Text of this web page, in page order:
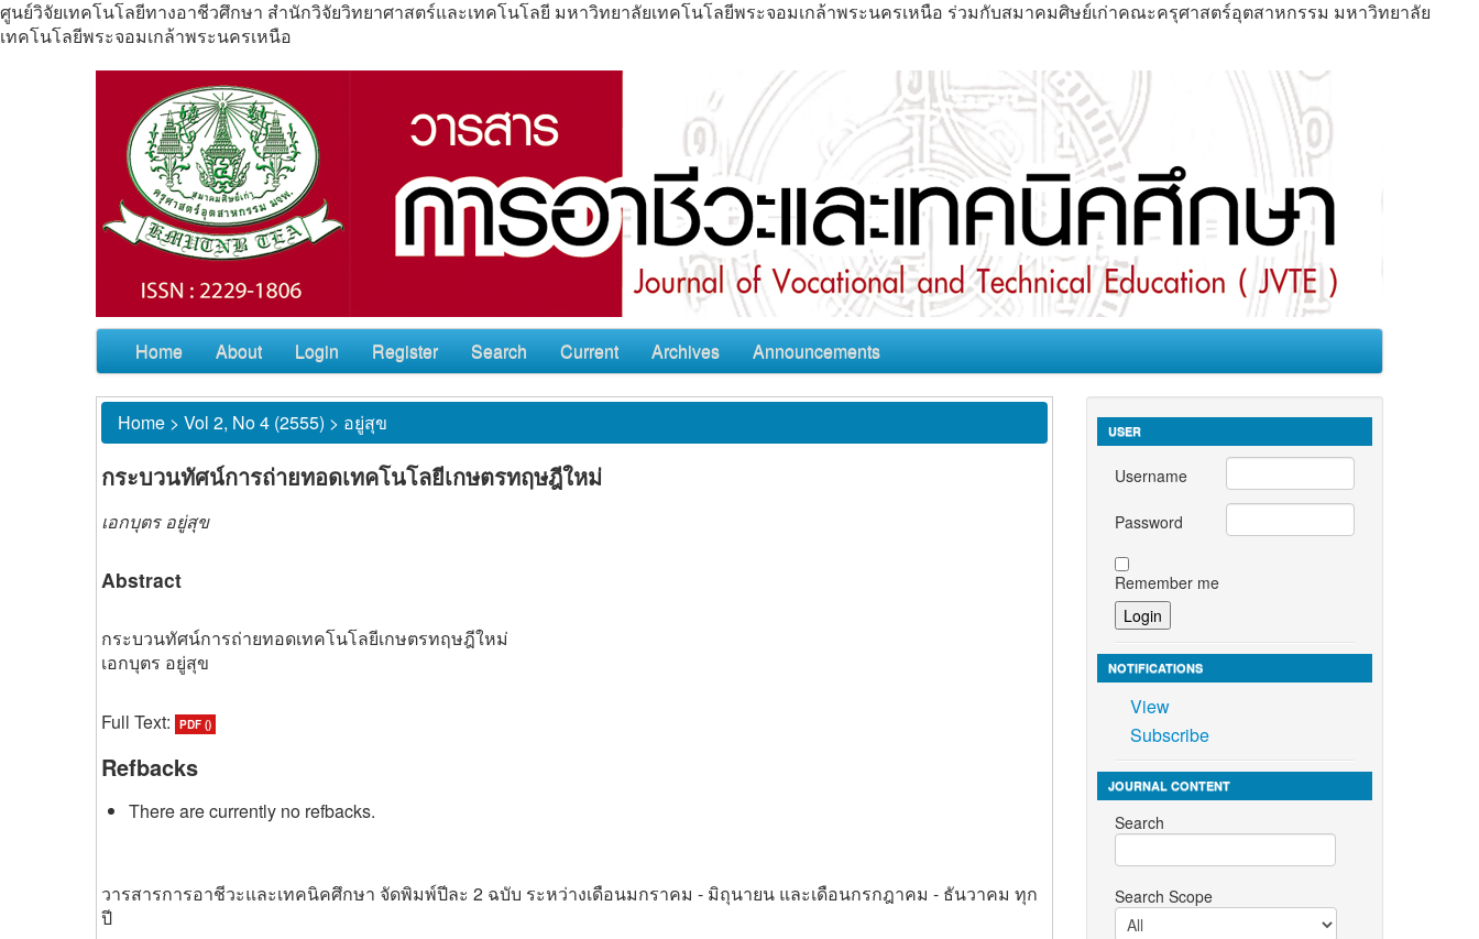
ศูนย์วิจัยเทคโนโลยีทางอาชีวศึกษา สำนักวิจัยวิทยาศาสตร์และเทคโนโลยี มหาวิทยาลัยเทคโนโลยีพระจอมเกล้าพระนครเหนือ ร่วมกับสมาคมศิษย์เก่าคณะครุศาสตร์อุตสาหกรรม มหาวิทยาลัย
เทคโนโลยีพระจอมเกล้าพระนครเหนือ
Home About Login Register Search Current Archives Announcements
Home > Vol 2, No 4 (2555) > อยู่สุข
กระบวนทัศน์การถ่ายทอดเทคโนโลยีเกษตรทฤษฎีใหม่
เอกบุตร อยู่สุข
Abstract
กระบวนทัศน์การถ่ายทอดเทคโนโลยีเกษตรทฤษฎีใหม่
เอกบุตร อยู่สุข
Full Text: PDF ()
Refbacks
There are currently no refbacks.
วารสารการอาชีวะและเทคนิคศึกษา จัดพิมพ์ปีละ 2 ฉบับ ระหว่างเดือนมกราคม - มิถุนายน และเดือนกรกฎาคม - ธันวาคม ทุก
ปี
USER
Username
Password
Remember me
NOTIFICATIONS
View
Subscribe
JOURNAL CONTENT
Search
Search Scope